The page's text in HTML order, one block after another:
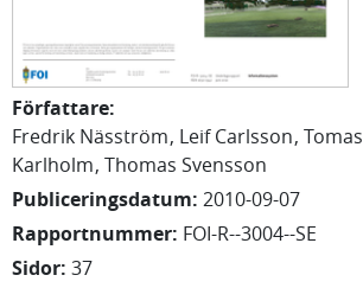
Författare:
Fredrik Näsström Leif Carlsson Tomas
Karlholm Thomas Svensson
Publiceringsdatum: 2010-09-07
Rapportnummer: FOI-R--3004--SE
Sidor: 37